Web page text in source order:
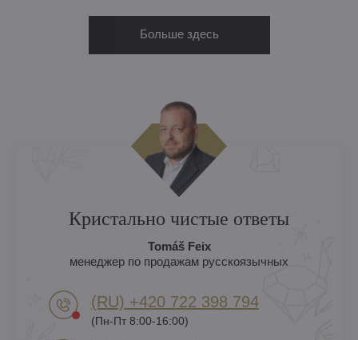
Больше здесь
Кристально чистые ответы
Tomáš Feix
менеджер по продажам русскоязычных
(RU) +420 722 398 794​
(Пн-Пт 8:00-16:00)